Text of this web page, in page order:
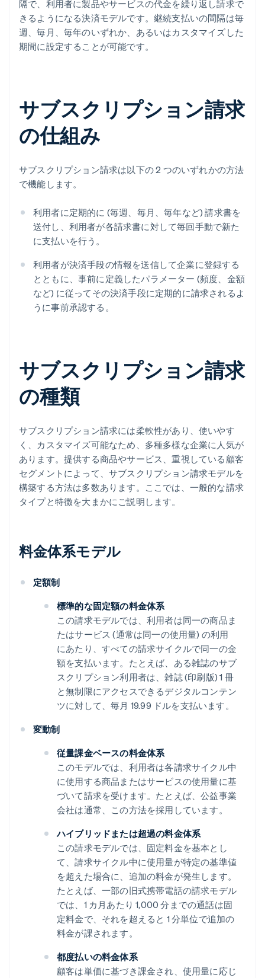
隔で、利用者に製品やサービスの代金を繰り返し請求で
きるようになる決済モデルです。継続支払いの間隔は毎
週、毎月、毎年のいずれか、あるいはカスタマイズした
期間に設定することが可能です。
サブスクリプション請求
の仕組み
サブスクリプション請求は以下の 2 つのいずれかの方法
で機能します。
利用者に定期的に (毎週、毎月、毎年など) 請求書を
送付し、利用者が各請求書に対して毎回手動で新た
に支払いを行う。
利用者が決済手段の情報を送信して企業に登録する
とともに、事前に定義したパラメーター (頻度、金額
など) に従ってその決済手段に定期的に請求されるよ
うに事前承認する。
サブスクリプション請求
の種類
サブスクリプション請求には柔軟性があり、使いやす
く、カスタマイズ可能なため、多種多様な企業に人気が
あります。提供する商品やサービス、重視している顧客
セグメントによって、サブスクリプション請求モデルを
構築する方法は多数あります。ここでは、一般的な請求
タイプと特徴を大まかにご説明します。
料金体系モデル
定額制
標準的な固定額の料金体系
この請求モデルでは、利用者は同一の商品ま
たはサービス (通常は同一の使用量) の利用
にあたり、すべての請求サイクルで同一の金
額を支払います。たとえば、ある雑誌のサブ
スクリプション利用者は、雑誌 (印刷版) 1 冊
と無制限にアクセスできるデジタルコンテン
ツに対して、毎月 19.99 ドルを支払います。
変動制
従量課金ベースの料金体系
このモデルでは、利用者は各請求サイクル中
に使用する商品またはサービスの使用量に基
づいて請求を受けます。たとえば、公益事業
会社は通常、この方法を採用しています。
ハイブリッドまたは超過の料金体系
この請求モデルでは、固定料金を基本とし
て、請求サイクル中に使用量が特定の基準値
を超えた場合に、追加の料金が発生します。
たとえば、一部の旧式携帯電話の請求モデル
では、1 カ月あたり 1,000 分までの通話は固
定料金で、それを超えると 1 分単位で追加の
料金が課されます。
都度払いの料金体系
顧客は単価に基づき課金され、使用量に応じ